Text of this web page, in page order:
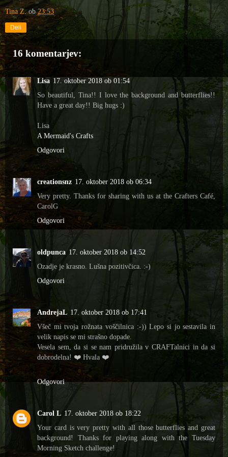
Tina Z. ob23:53
Deli
16 komentarjev:
Lisa 17. oktober 2018 ob 01:54
So beautiful, Tina!! I love the background and butterflies!!
Have a great day!! Big hugs :)
Lisa
A Mermaid's Crafts
Odgovori
creationsnz 17. oktober 2018 ob 06:34
Very pretty. Thanks for sharing with us at the Crafters Café,
CarolG
Odgovori
oldpunca 17. oktober 2018 ob 14:52
Ozadje je krasno. Lušna pozitivčica. :-)
Odgovori
AndrejaL 17. oktober 2018 ob 17:41
Všeč mi tvoja rožnata voščilnica :-)) Lepo si jo sestavila in
velik napis se mi strašno dopade.
Vesela sem, da si se nam pridružila v CRAFTalnici in da si
dobrodelna! ❤️ Hvala ❤️
Odgovori
Carol L 17. oktober 2018 ob 18:22
Your card is very pretty with all those butterflies and great
background! Thanks for playing along with the Tuesday
Morning Sketch challenge!